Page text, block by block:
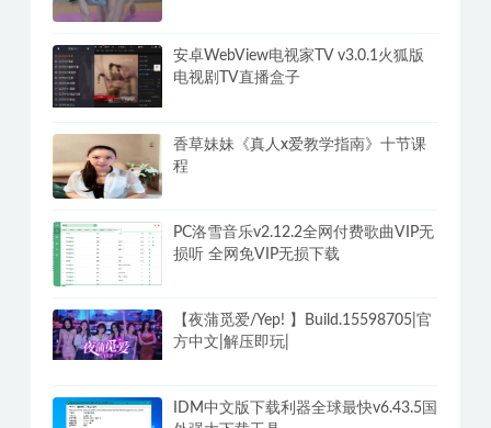
安卓WebView电视家TV v3.0.1火狐版
电视剧TV直播盒子
香草妹妹《真人x爱教学指南》十节课
程
PC洛雪音乐v2.12.2全网付费歌曲VIP无
损听 全网免VIP无损下载
【夜蒲觅爱/Yep! 】Build.15598705|官
方中文|解压即玩|
IDM中文版下载利器全球最快v6.43.5国